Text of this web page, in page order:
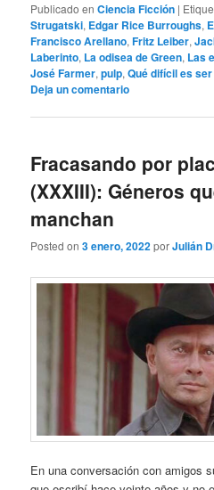
Publicado en Ciencia Ficción |
Strugatski, Edgar Rice Burroughs,
Francisco Arellano,Fritz Leiber,
Laberinto, La odisea de Green, Las
José Farmer,pulp,Qué difícil es
Deja un comentario
Fracasando por
(XXXIII): Géneros
manchan
Posted on3 enero, 2022porJulián
En una conversación con amigos